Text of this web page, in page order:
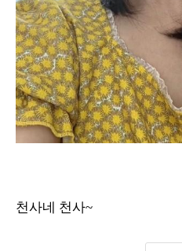
천사네 천사~